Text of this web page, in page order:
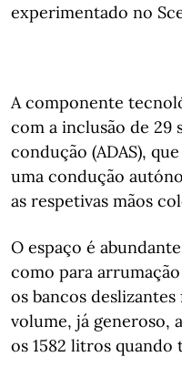
experimentado no
A componente
com a inclusão de 29
condução (ADAS),
uma condução
as respetivas mãos
O espaço é
como para
os bancos
volume, já generoso,
os 1582 litros